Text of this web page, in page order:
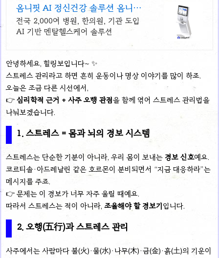
옴니핏 AI 정신건강 솔루션 옴니핏
마인드케어
전국 2,000여 병원, 한의원, 기관 도입
AI 기반 멘탈헬스케어 솔루션
안녕하세요, 힐링보입니다~ ✨
스트레스 관리라고 하면 흔히 운동이나 명상 이야기를 많이 하죠.
오늘은 조금 다른 시선에서,
👉 심리학적 근거 + 사주 오행 관점을 함께 엮어 스트레스 관리법을
나눠보겠습니다.
1. 스트레스 = 몸과 뇌의 경보 시스템
스트레스는 단순한 기분이 아니라, 우리 몸이 보내는 경보 신호예요.
코르티솔·아드레날린 같은 호르몬이 분비되면서 “지금 대응하라”는
메시지를 주죠.
👉 문제는 이 경보가 너무 자주 울릴 때예요.
따라서 스트레스는 적이 아니라, 조율해야 할 경보기입니다.
2. 오행(五行)과 스트레스 관리
사주에서는 사람마다 불(火)·물(水)·나무(木)·금(金)·흙(土)의 기운이